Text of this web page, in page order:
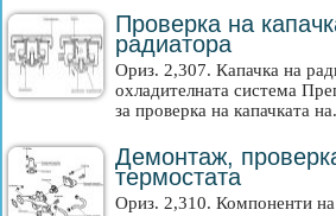
Проверка на
радиатора
Ориз. 2,307. Капачка на
охладителната система
за проверка на капачката
Демонтаж,
термостата
Ориз. 2,310. Компоненти на